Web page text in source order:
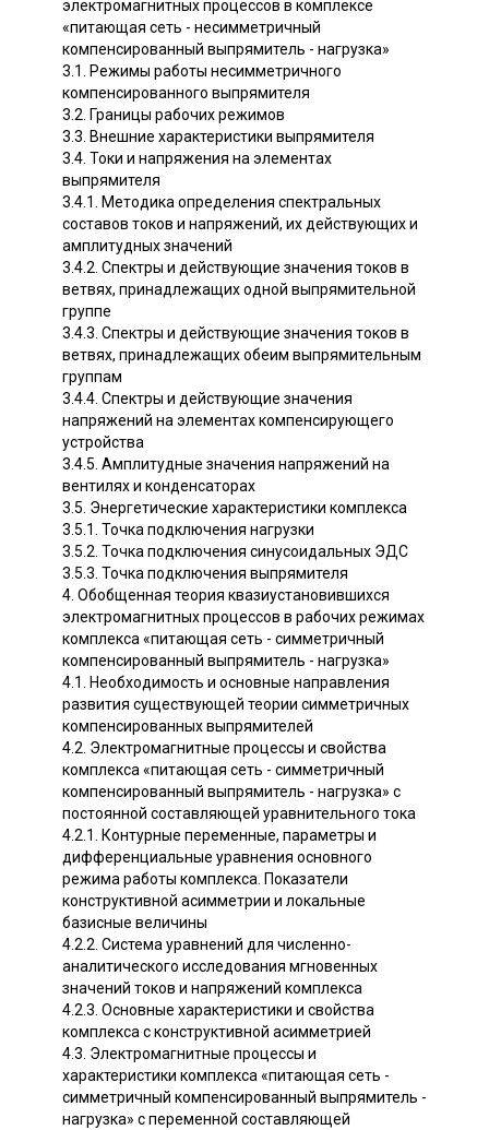
электромагнитных процессов в комплексе
«питающая сеть - несимметричный
компенсированный выпрямитель - нагрузка»
3.1. Режимы работы несимметричного
компенсированного выпрямителя
3.2. Границы рабочих режимов
3.3. Внешние характеристики выпрямителя
3.4. Токи и напряжения на элементах
выпрямителя
3.4.1. Методика определения спектральных
составов токов и напряжений, их действующих и
амплитудных значений
3.4.2. Спектры и действующие значения токов в
ветвях, принадлежащих одной выпрямительной
группе
3.4.3. Спектры и действующие значения токов в
ветвях, принадлежащих обеим выпрямительным
группам
3.4.4. Спектры и действующие значения
напряжений на элементах компенсирующего
устройства
3.4.5. Амплитудные значения напряжений на
вентилях и конденсаторах
3.5. Энергетические характеристики комплекса
3.5.1. Точка подключения нагрузки
3.5.2. Точка подключения синусоидальных ЭДС
3.5.3. Точка подключения выпрямителя
4. Обобщенная теория квазиустановившихся
электромагнитных процессов в рабочих режимах
комплекса «питающая сеть - симметричный
компенсированный выпрямитель - нагрузка»
4.1. Необходимость и основные направления
развития существующей теории симметричных
компенсированных выпрямителей
4.2. Электромагнитные процессы и свойства
комплекса «питающая сеть - симметричный
компенсированный выпрямитель - нагрузка» с
постоянной составляющей уравнительного тока
4.2.1. Контурные переменные, параметры и
дифференциальные уравнения основного
режима работы комплекса. Показатели
конструктивной асимметрии и локальные
базисные величины
4.2.2. Система уравнений для численно-
аналитического исследования мгновенных
значений токов и напряжений комплекса
4.2.3. Основные характеристики и свойства
комплекса с конструктивной асимметрией
4.3. Электромагнитные процессы и
характеристики комплекса «питающая сеть -
симметричный компенсированный выпрямитель -
нагрузка» с переменной составляющей